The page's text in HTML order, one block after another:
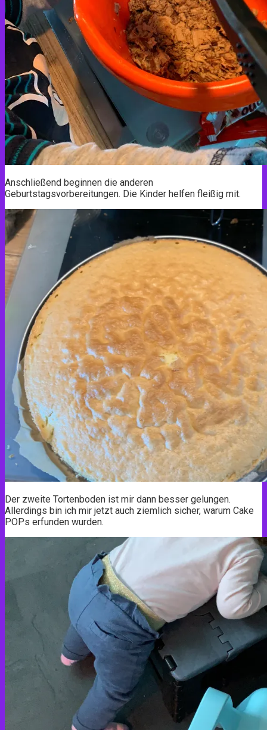
Anschließend beginnen die anderen
Geburtstagsvorbereitungen. Die Kinder helfen fleißig mit.
Der zweite Tortenboden ist mir dann besser gelungen.
Allerdings bin ich mir jetzt auch ziemlich sicher, warum Cake
POPs erfunden wurden.